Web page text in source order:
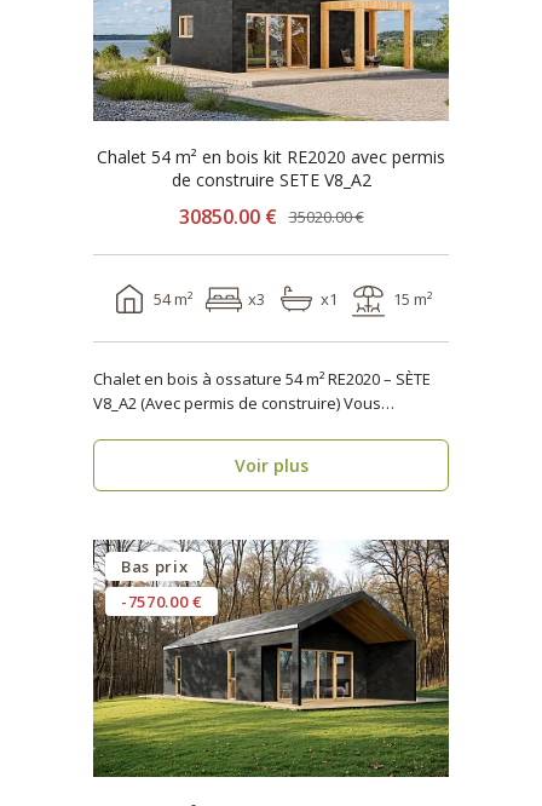
Chalet 54 m² en bois kit RE2020 avec permis
de construire SETE V8_A2
30850.00 € 35020.00 €
54 m² x3 x1 15 m²
Chalet en bois à ossature 54 m² RE2020 – SÈTE
V8_A2 (Avec permis de construire) Vous
Voir plus
Bas prix
-7570.00 €